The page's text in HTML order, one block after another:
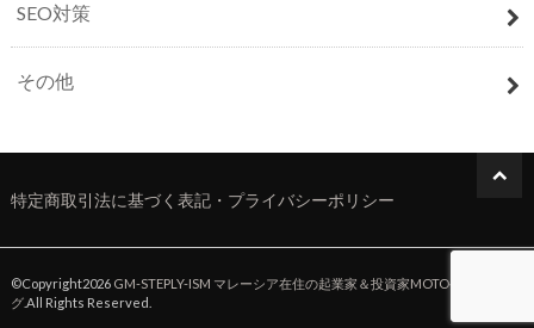
SEO対策
その他
特定商取引法に基づく表記・プライバシーポリシー
©Copyright2026 GM-STEPLY-ISM マレーシア在住の起業家＆投資家MOTO公式ブロ
グ.All Rights Reserved.